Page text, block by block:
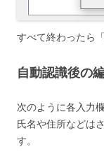
すべて終わったら
自動認識後の
次のように各入力
氏名や住所などは
す。